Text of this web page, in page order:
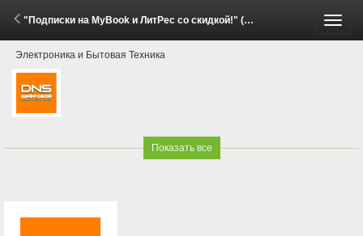
"Подписки на MyBook и ЛитРес со скидкой!" (29 Мая - 15 Июня 2026)
Электроника и Бытовая Техника
Показать все